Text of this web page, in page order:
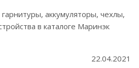
аккумуляторы, чехлы,
в каталоге Маринэк
22.04.2021